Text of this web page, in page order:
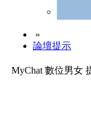
»
論壇提示
MyChat 數位男女